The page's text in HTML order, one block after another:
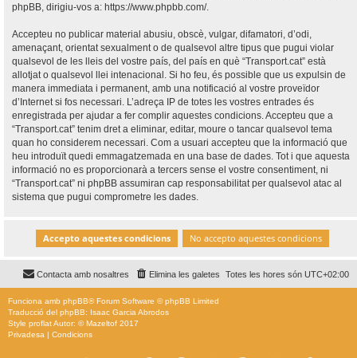
phpBB, dirigiu-vos a: https://www.phpbb.com/.
Accepteu no publicar material abusiu, obscè, vulgar, difamatori, d’odi,
amenaçant, orientat sexualment o de qualsevol altre tipus que pugui violar
qualsevol de les lleis del vostre país, del país en què “Transport.cat” està
allotjat o qualsevol llei intenacional. Si ho feu, és possible que us expulsin de
manera immediata i permanent, amb una notificació al vostre proveïdor
d’Internet si fos necessari. L’adreça IP de totes les vostres entrades és
enregistrada per ajudar a fer complir aquestes condicions. Accepteu que a
“Transport.cat” tenim dret a eliminar, editar, moure o tancar qualsevol tema
quan ho considerem necessari. Com a usuari accepteu que la informació que
heu introduït quedi emmagatzemada en una base de dades. Tot i que aquesta
informació no es proporcionarà a tercers sense el vostre consentiment, ni
“Transport.cat” ni phpBB assumiran cap responsabilitat per qualsevol atac al
sistema que pugui comprometre les dades.
Totes les hores són UTC+02:00
Elimina les galetes
Contacta amb nosaltres
Funciona amb phpBB® Forum Software © phpBB Limited
Traducció del phpBB: Isaac Garcia Abrodos
Style proflatAutor: ©Mazeltof 2017
Privadesa | Condicions